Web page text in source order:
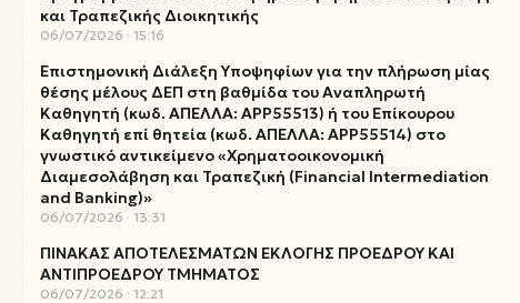
και Τραπεζικής Διοικητικής
06/07/2026 15:16
Επιστημονική Διάλεξη Υποψηφίων για την πλήρωση μίας
θέσης μέλους ΔΕΠ στη βαθμίδα του Αναπληρωτή
Καθηγητή (κωδ. ΑΠΕΛΛΑ: ΑΡΡ55513) ή του Επίκουρου
Καθηγητή επί θητεία (κωδ. ΑΠΕΛΛΑ: ΑΡΡ55514) στο
γνωστικό αντικείμενο «Χρηματοοικονομική
Διαμεσολάβηση και Τραπεζική (Financial Intermediation
and Banking)»
06/07/2026 13:31
ΠΙΝΑΚΑΣ ΑΠΟΤΕΛΕΣΜΑΤΩΝ ΕΚΛΟΓΗΣ ΠΡΟΕΔΡΟΥ ΚΑΙ
ΑΝΤΙΠΡΟΕΔΡΟΥ ΤΜΗΜΑΤΟΣ
06/07/2026 12:21